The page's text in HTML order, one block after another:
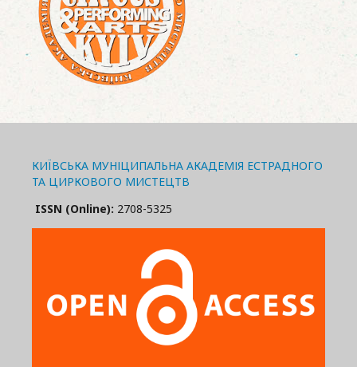
КИЇВСЬКА МУНІЦИПАЛЬНА АКАДЕМІЯ ЕСТРАДНОГО
ТА ЦИРКОВОГО МИСТЕЦТВ
ISSN (Online): 2708-5325